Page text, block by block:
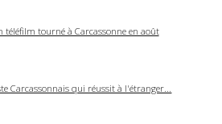
téléfilm tourné à Carcassonne en août
Carcassonnais qui réussit à l'étranger...